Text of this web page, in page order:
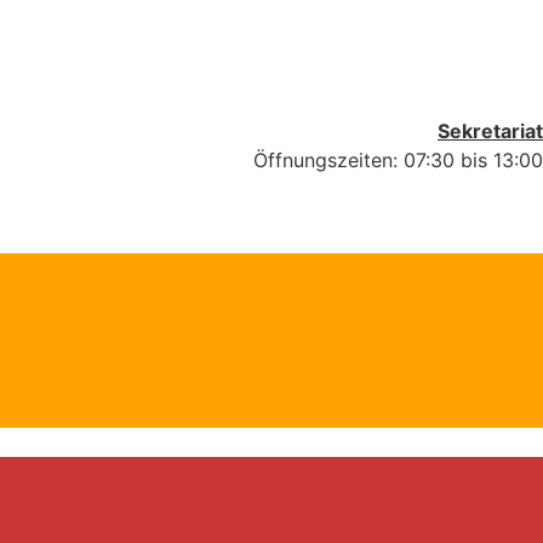
Sekretariat
Öffnungszeiten: 07:30 bis 13:00